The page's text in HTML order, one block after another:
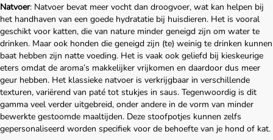
Natvoer: Natvoer bevat meer vocht dan droogvoer, wat kan helpen bij
het handhaven van een goede hydratatie bij huisdieren. Het is vooral
geschikt voor katten, die van nature minder geneigd zijn om water te
drinken. Maar ook honden die geneigd zijn (te) weinig te drinken kunnen
baat hebben zijn natte voeding. Het is vaak ook geliefd bij kieskeurige
eters omdat de aroma’s makkelijker vrijkomen en daardoor dus meer
geur hebben. Het klassieke natvoer is verkrijgbaar in verschillende
texturen, variërend van paté tot stukjes in saus. Tegenwoordig is dit
gamma veel verder uitgebreid, onder andere in de vorm van minder
bewerkte gestoomde maaltijden. Deze stoofpotjes kunnen zelfs
gepersonaliseerd worden specifiek voor de behoefte van je hond of kat.